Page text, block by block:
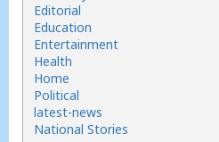
Editorial
Education
Entertainment
Health
Home
Political
latest-news
National Stories